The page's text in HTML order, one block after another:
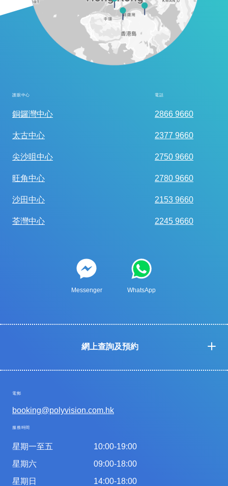
護眼中心 電話
銅鑼灣中心 2866 9660
太古中心 2377 9660
尖沙咀中心 2750 9660
旺角中心 2780 9660
沙田中心 2153 9660
荃灣中心 2245 9660
Messenger WhatsApp
網上查詢及預約
電郵
booking@polyvision.com.hk
服務時間
星期一至五
星期六
星期日
10:00-19:00
09:00-18:00
14:00-18:00